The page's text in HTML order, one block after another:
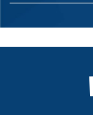
1
8